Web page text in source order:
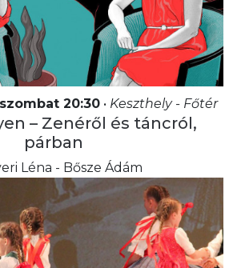
20:30• Keszthely - Főtér
– Zenéről és táncról,
párban
Léna - Bősze Ádám